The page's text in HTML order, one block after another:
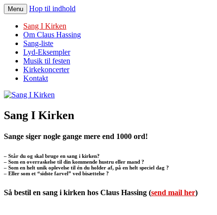
Sang I Kirken
Menu Hop til indhold
Sang I Kirken
Om Claus Hassing
Sang-liste
Lyd-Eksempler
Musik til festen
Kirkekoncerter
Kontakt
Sang I Kirken
Sange siger nogle gange mere end 1000 ord!
– Står du og skal bruge en sang i kirken?
– Som en overraskelse til din kommende hustru eller mand ?
– Som en helt unik oplevelse til én du holder af, på en helt speciel dag ?
– Eller som et “sidste farvel” ved bisættelse ?
Så bestil en sang i kirken hos Claus Hassing (send mail her)